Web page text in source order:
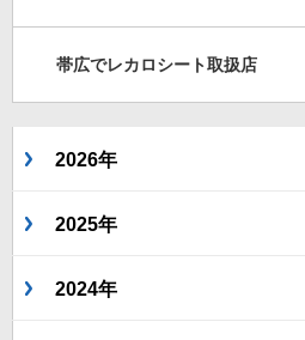
帯広でレカロシート取扱店
2026年
2025年
2024年